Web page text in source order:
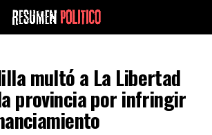
multó a La Libertad
provincia por infringir